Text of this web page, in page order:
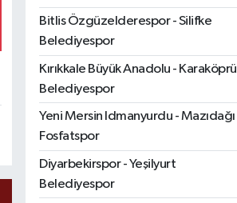
Bitlis Özgüzelderespor - Silifke
Belediyespor
Kırıkkale Büyük Anadolu - Karaköprü
Belediyespor
Yeni Mersin Idmanyurdu - Mazıdağı
Fosfatspor
Diyarbekirspor - Yeşilyurt
Belediyespor